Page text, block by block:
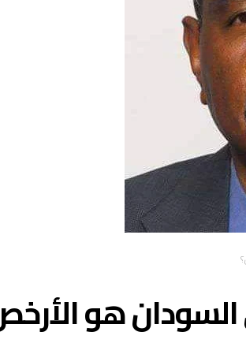
السودان هو